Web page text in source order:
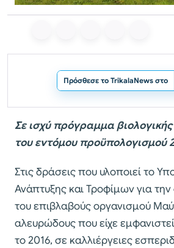
Πρόσθεσε το TrikalaNews στο
Σε ισχύ πρόγραμμα
του εντόμου προϋπολογισμού
Στις δράσεις που υλοποιεί το
Ανάπτυξης και Τροφίμων για
του επιβλαβούς οργανισμού
αλευρώδους που είχε
το 2016, σε καλλιέργειες